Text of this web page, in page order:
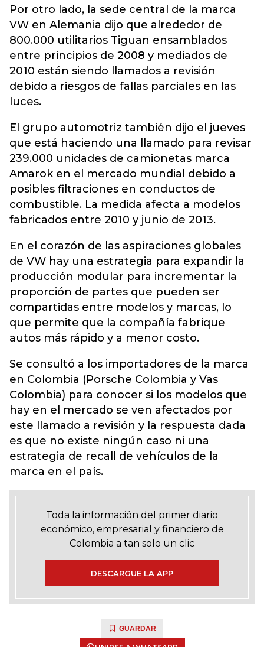
Por otro lado, la sede central de la marca
VW en Alemania dijo que alrededor de
800.000 utilitarios Tiguan ensamblados
entre principios de 2008 y mediados de
2010 están siendo llamados a revisión
debido a riesgos de fallas parciales en las
luces.
El grupo automotriz también dijo el jueves
que está haciendo una llamado para revisar
239.000 unidades de camionetas marca
Amarok en el mercado mundial debido a
posibles filtraciones en conductos de
combustible. La medida afecta a modelos
fabricados entre 2010 y junio de 2013.
En el corazón de las aspiraciones globales
de VW hay una estrategia para expandir la
producción modular para incrementar la
proporción de partes que pueden ser
compartidas entre modelos y marcas, lo
que permite que la compañía fabrique
autos más rápido y a menor costo.
Se consultó a los importadores de la marca
en Colombia (Porsche Colombia y Vas
Colombia) para conocer si los modelos que
hay en el mercado se ven afectados por
este llamado a revisión y la respuesta dada
es que no existe ningún caso ni una
estrategia de recall de vehículos de la
marca en el país.
Toda la información del primer diario
económico, empresarial y financiero de
Colombia a tan solo un clic
DESCARGUE LA APP
GUARDAR